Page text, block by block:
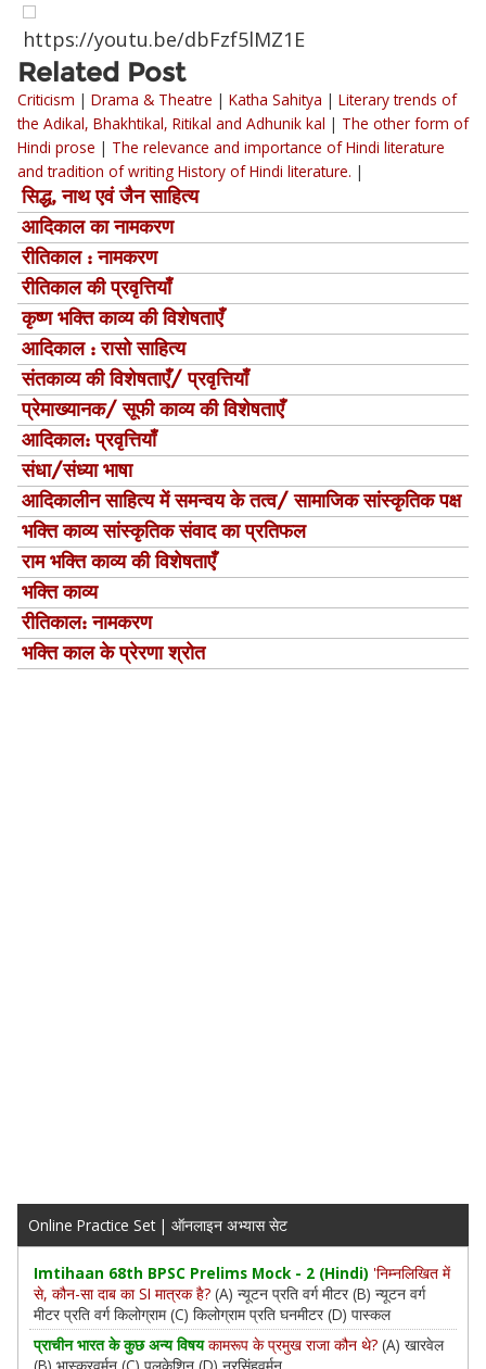
https://youtu.be/dbFzf5lMZ1E
Related Post
Criticism | Drama & Theatre | Katha Sahitya | Literary trends of
the Adikal, Bhakhtikal, Ritikal and Adhunik kal | The other form of
Hindi prose | The relevance and importance of Hindi literature
and tradition of writing History of Hindi literature. |
सिद्ध, नाथ एवं जैन साहित्‍य
आदिकाल का नामकरण
रीतिकाल : नामकरण
रीतिकाल की प्रवृत्तियाँ
कृष्ण भक्ति काव्य की विशेषताएँ
आदिकाल : रासो साहित्य
संतकाव्य की विशेषताएँ/ प्रवृत्तियाँ
प्रेमाख्यानक/ सूफी काव्य की विशेषताएँ
आदिकाल: प्रवृत्तियाँ
संधा/संध्या भाषा
आदिकालीन साहित्य में समन्वय के तत्व/ सामाजिक सांस्कृतिक पक्ष
भक्ति काव्य सांस्‍कृतिक संवाद का प्रतिफल
राम भक्ति काव्य की विशेषताएँ
भक्ति काव्य
रीतिकाल: नामकरण
भक्ति काल के प्रेरणा श्रोत
Online Practice Set | ऑनलाइन अभ्यास सेट
Imtihaan 68th BPSC Prelims Mock - 2 (Hindi) 'निम्नलिखित में
से, कौन-सा दाब का SI मात्रक है? (A) न्यूटन प्रति वर्ग मीटर (B) न्यूटन वर्ग
मीटर प्रति वर्ग किलोग्राम (C) किलोग्राम प्रति घनमीटर (D) पास्कल
प्राचीन भारत के कुछ अन्य विषय कामरूप के प्रमुख राजा कौन थे? (A) खारवेल